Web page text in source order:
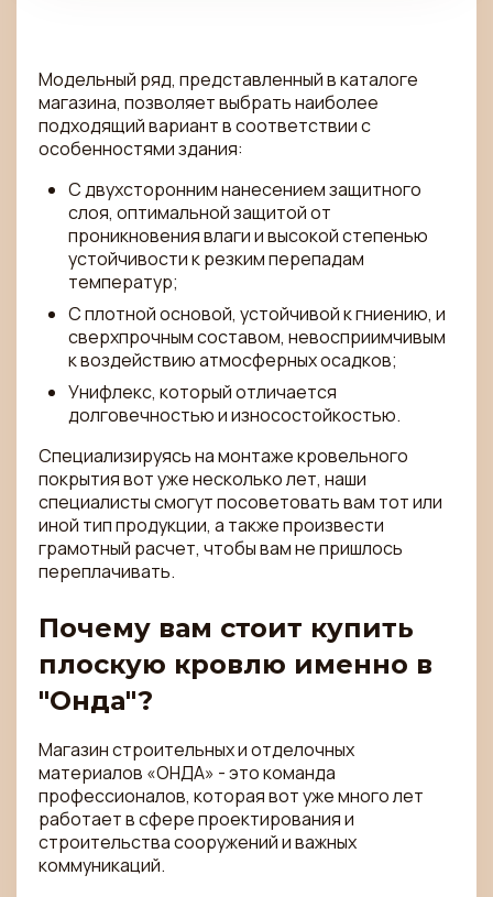
Модельный ряд, представленный в каталоге
магазина, позволяет выбрать наиболее
подходящий вариант в соответствии с
особенностями здания:
С двухсторонним нанесением защитного
слоя, оптимальной защитой от
проникновения влаги и высокой степенью
устойчивости к резким перепадам
температур;
С плотной основой, устойчивой к гниению, и
сверхпрочным составом, невосприимчивым
к воздействию атмосферных осадков;
Унифлекс, который отличается
долговечностью и износостойкостью.
Специализируясь на монтаже кровельного
покрытия вот уже несколько лет, наши
специалисты смогут посоветовать вам тот или
иной тип продукции, а также произвести
грамотный расчет, чтобы вам не пришлось
переплачивать.
Почему вам стоит купить
плоскую кровлю именно в
"Онда"?
Магазин строительных и отделочных
материалов «ОНДА» - это команда
профессионалов, которая вот уже много лет
работает в сфере проектирования и
строительства сооружений и важных
коммуникаций.